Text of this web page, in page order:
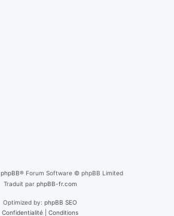
phpBB® Forum Software © phpBB Limited
Traduit par phpBB-fr.com
Optimized by: phpBB SEO
Confidentialité
Conditions